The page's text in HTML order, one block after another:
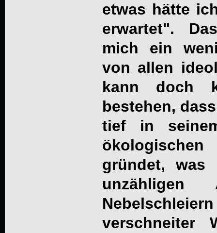
etwas hätte
erwartet".
mich ein
von allen
kann doch
bestehen,
tief in
gründet,
unzähligen
verschneiter